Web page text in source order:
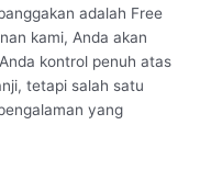
adalah Free
kami, Anda akan
kontrol penuh atas
tetapi salah satu
yang